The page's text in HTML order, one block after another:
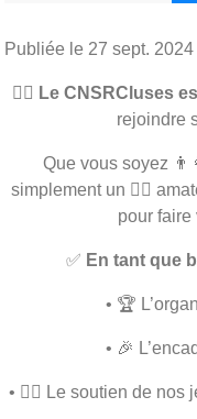
Publiée le 27 sept. 2024
🏊‍♂️ Le CNSRCluses
rejoindre
Que vous soyez
simplement un 🏃‍♀️
pour faire
✅ En tant que
• 🏆
• 🎉
• 🏊‍♀️ Le soutien de